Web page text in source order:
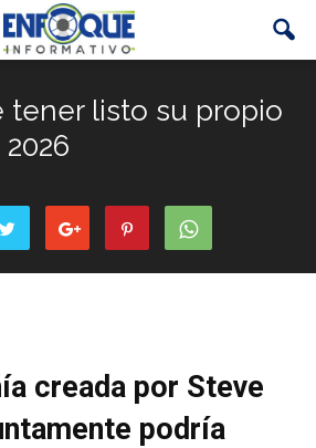
tener listo su propio
creada por Steve
podría